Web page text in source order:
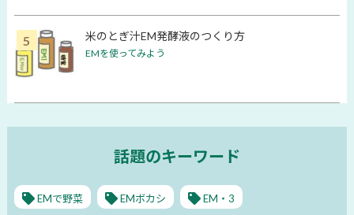
米のとぎ汁EM発酵液のつくり方
EMを使ってみよう
話題のキーワード
EMで野菜 EMボカシ EM・3